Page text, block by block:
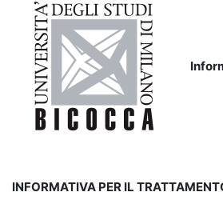
INFORMATIVA PER IL